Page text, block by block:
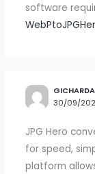
software
30/09/
JPG Hero
for speed,
platform